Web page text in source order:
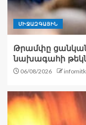
ՄԻՋԱԶԳԱՅԻՆ
Թրամփը
նախագահի
06/08/2026